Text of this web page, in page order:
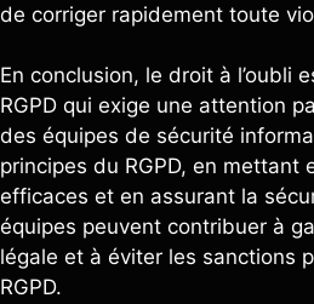
de corriger rapidement toute
En conclusion, le droit à l’oubli
RGPD qui exige une attention
des équipes de sécurité
principes du RGPD, en mettant
efficaces et en assurant la
équipes peuvent contribuer à
légale et à éviter les sanctions
RGPD.